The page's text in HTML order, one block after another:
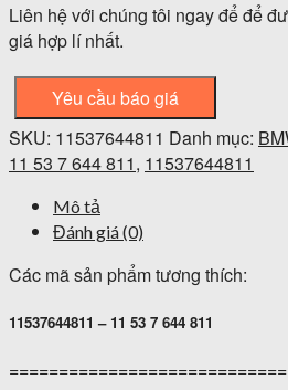
Liên hệ với chúng tôi ngay để để
giá hợp lí nhất.
Yêu cầu báo giá
SKU: 11537644811 Danh mục:
11 53 7 644 811, 11537644811
Mô tả
Đánh giá (0)
Các mã sản phẩm tương thích:
11537644811 – 11 53 7 644 811